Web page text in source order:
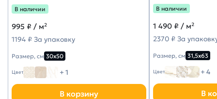
В наличии
995 ₽ / м²
1194 ₽ За упаковку
Размер, см 30х50
Цвет + 1
В корзину
В наличии
1 490 ₽ / м²
2370 ₽ За
Размер, см 31,5х63
Цвет + 4
В